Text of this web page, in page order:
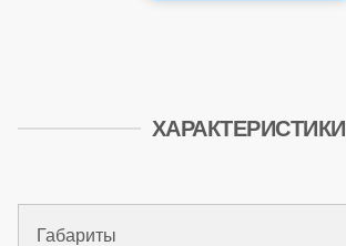
ХАРАКТЕРИСТИКИ
Габариты